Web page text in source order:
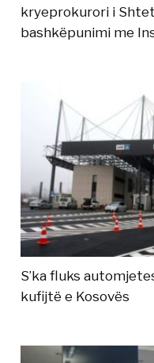
kryeprokurori i
bashkëpunimi me
S’ka fluks
kufijtë e Kosovës